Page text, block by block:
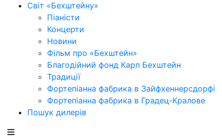
Світ «Бехштейну»
Піаністи
Концерти
Новини
Фільм про «Бехштейн»
Благодійний фонд Карл Бехштейн
Традиції
Фортепіанна фабрика в Зайфхеннерсдорфi
Фортепіанна фабрика в Градец-Кралове
Пошук дилерів